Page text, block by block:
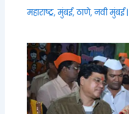
महाराष्ट्र,मुंबई, ठाणे, नवी मुंबई